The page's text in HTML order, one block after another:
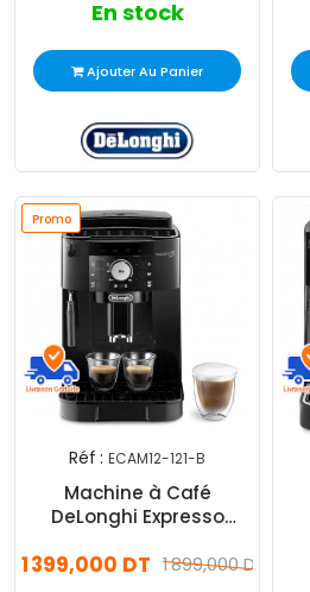
En stock
Ajouter Au Panier
Promo
Réf : ECAM12-121-B
Machine à Café
DeLonghi Expresso
1 899,000 DT
1 399,000 DT